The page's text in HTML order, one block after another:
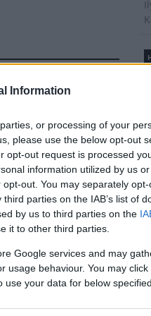
Information
or processing of your
please use the below opt-out
opt-out request is processed
information utilized by us
out. You may separately
parties on the IAB’s list of
by us to third parties on the
it to other third parties.
Google services and may
usage behaviour. You may
your data for below
Angyalföldön
bővítik
jó hírű
szakasz indult
felüljárón
az 5. blokk új